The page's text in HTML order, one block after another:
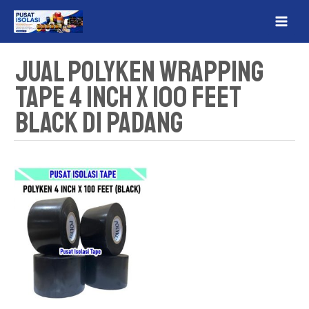
Jual Polyken Wrapping
Tape 4 Inch x 100 Feet
Black Di Padang